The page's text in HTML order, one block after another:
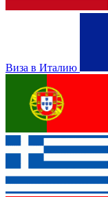
Виза в Италию